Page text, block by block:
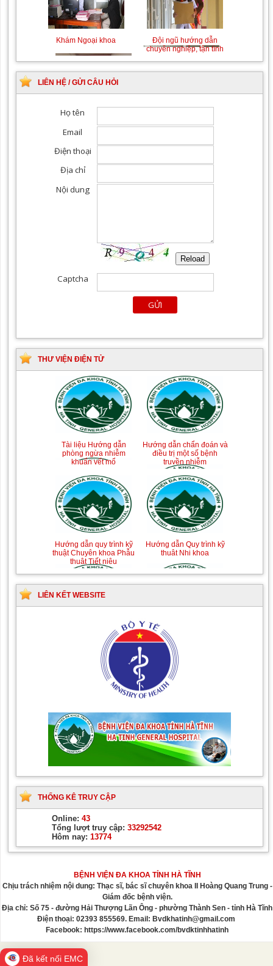
Khám Ngoại khoa
Đội ngũ hướng dẫn
chuyên nghiệp, tận tình
LIÊN HỆ / GỬI CÂU HỎI
THƯ VIỆN ĐIỆN TỬ
Tài liệu Hướng dẫn
phòng ngừa nhiễm
khuẩn vết mổ
Hướng dẫn chẩn đoán và
điều trị một số bệnh
truyền nhiễm
Hướng dẫn quy trình kỹ
thuật Chuyên khoa Phẫu
thuật Tiết niệu
Hướng dẫn Quy trình kỹ
thuật Nhi khoa
LIÊN KẾT WEBSITE
THỐNG KÊ TRUY CẬP
Online: 43
Tổng lượt truy cập: 33292542
Hôm nay: 13774
BỆNH VIỆN ĐA KHOA TỈNH HÀ TĨNH
Chịu trách nhiệm nội dung: Thạc sĩ, bác sĩ chuyên khoa II Hoàng Quang Trung -
Giám đốc bệnh viện.
Địa chỉ: Số 75 - đường Hải Thượng Lãn Ông - phường Thành Sen - tỉnh Hà Tĩnh
Điện thoại: 02393 855569. Email: Bvdkhatinh@gmail.com
Facebook: https://www.facebook.com/bvdktinhhatinh
Đã kết nối EMC